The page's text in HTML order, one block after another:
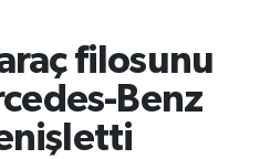
filosunu
Benz